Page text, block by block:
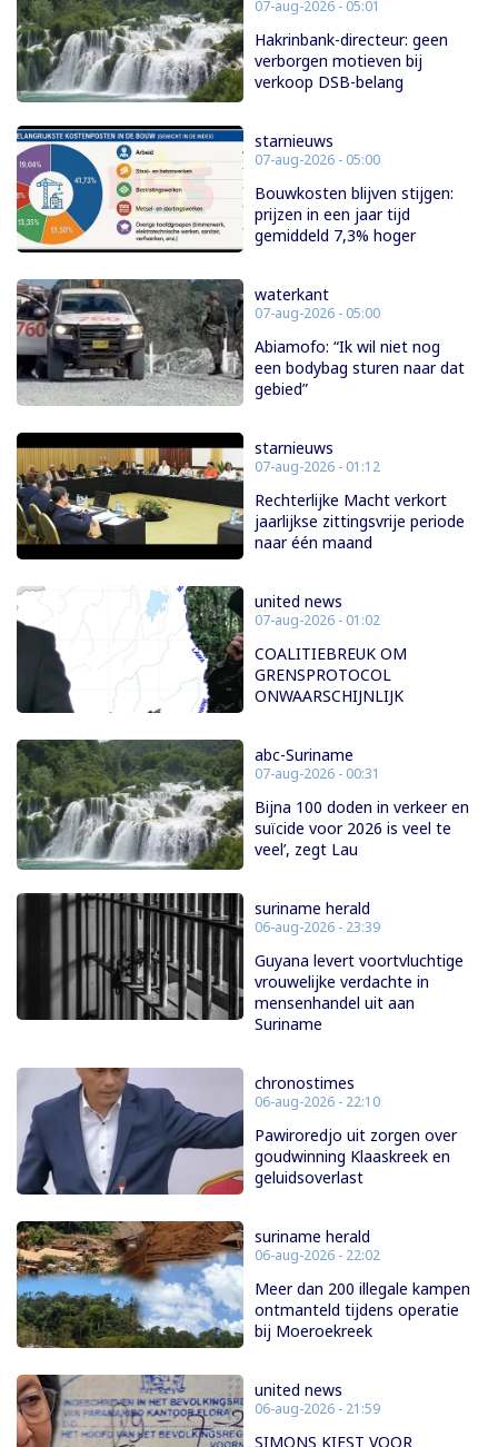
07-aug-2026 - 05:01
Hakrinbank-directeur: geen
verborgen motieven bij
verkoop DSB-belang
starnieuws
07-aug-2026 - 05:00
Bouwkosten blijven stijgen:
prijzen in een jaar tijd
gemiddeld 7,3% hoger
waterkant
07-aug-2026 - 05:00
Abiamofo: “Ik wil niet nog
een bodybag sturen naar dat
gebied”
starnieuws
07-aug-2026 - 01:12
Rechterlijke Macht verkort
jaarlijkse zittingsvrije periode
naar één maand
united news
07-aug-2026 - 01:02
COALITIEBREUK OM
GRENSPROTOCOL
ONWAARSCHIJNLIJK
abc-Suriname
07-aug-2026 - 00:31
Bijna 100 doden in verkeer en
suïcide voor 2026 is veel te
veel’, zegt Lau
suriname herald
06-aug-2026 - 23:39
Guyana levert voortvluchtige
vrouwelijke verdachte in
mensenhandel uit aan
Suriname
chronostimes
06-aug-2026 - 22:10
Pawiroredjo uit zorgen over
goudwinning Klaaskreek en
geluidsoverlast
suriname herald
06-aug-2026 - 22:02
Meer dan 200 illegale kampen
ontmanteld tijdens operatie
bij Moeroekreek
united news
06-aug-2026 - 21:59
SIMONS KIEST VOOR